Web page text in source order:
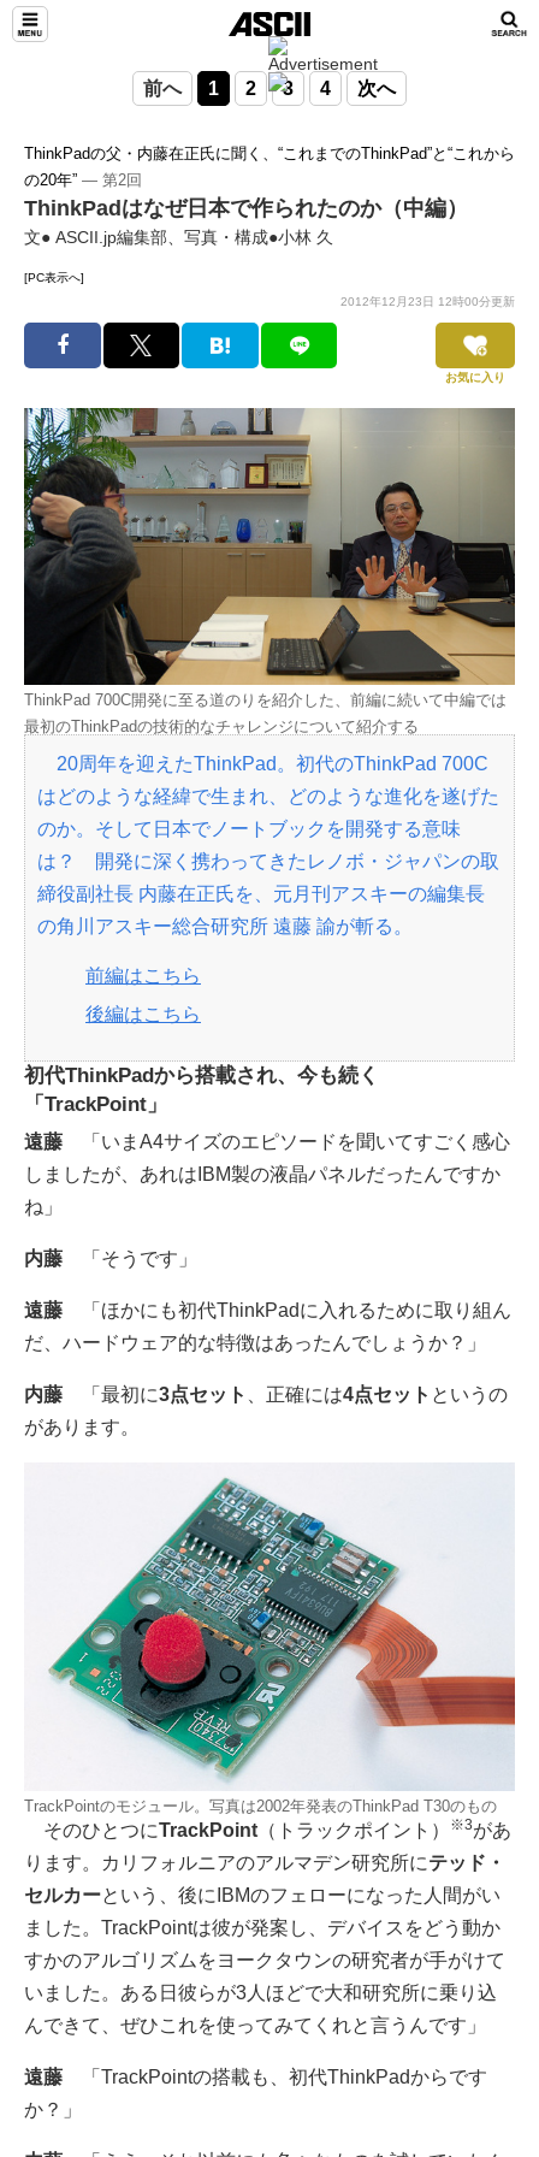
前へ 1 2 3 4 次へ
ThinkPadの父・内藤在正氏に聞く、“これまでのThinkPad”と“これから
の20年” ― 第2回
ThinkPadはなぜ日本で作られたのか（中編）
文● ASCII.jp編集部、写真・構成●小林 久
[PC表示へ]
2012年12月23日 12時00分更新
お気に入り
ThinkPad 700C開発に至る道のりを紹介した、前編に続いて中編では
最初のThinkPadの技術的なチャレンジについて紹介する
20周年を迎えたThinkPad。初代のThinkPad 700C
はどのような経緯で生まれ、どのような進化を遂げた
のか。そして日本でノートブックを開発する意味
は？ 開発に深く携わってきたレノボ・ジャパンの取
締役副社長 内藤在正氏を、元月刊アスキーの編集長
の角川アスキー総合研究所 遠藤 諭が斬る。
前編はこちら
後編はこちら
初代ThinkPadから搭載され、今も続く
「TrackPoint」
遠藤 「いまA4サイズのエピソードを聞いてすごく感心
しましたが、あれはIBM製の液晶パネルだったんですか
ね」
内藤 「そうです」
遠藤 「ほかにも初代ThinkPadに入れるために取り組ん
だ、ハードウェア的な特徴はあったんでしょうか？」
内藤 「最初に3点セット 、正確には4点セット というの
があります。
TrackPointのモジュール。写真は2002年発表のThinkPad T30のもの
そのひとつにTrackPoint （トラックポイント） ※3があ
ります。カリフォルニアのアルマデン研究所にテッド・
セルカーという、後にIBMのフェローになった人間がい
ました。TrackPointは彼が発案し、デバイスをどう動か
すかのアルゴリズムをヨークタウンの研究者が手がけて
いました。ある日彼らが3人ほどで大和研究所に乗り込
んできて、ぜひこれを使ってみてくれと言うんです」
遠藤 「TrackPointの搭載も、初代ThinkPadからです
か？」